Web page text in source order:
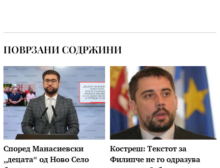
ПОВРЗАНИ СОДРЖИНИ
Според Манасиевски
„децата“ од Ново Село
Костреш: Текстот за
Филипче не го одразува